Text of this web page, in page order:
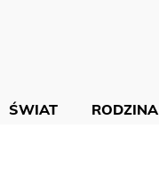
ŚWIAT RODZINA